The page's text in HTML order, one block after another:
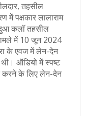
तहसील
में पक्षकार लालाराम
कलॉ तहसील
में 10 जून 2024
के एवज में लेन-देन
ऑडियो में स्पष्ट
करने के लिए लेन-देन